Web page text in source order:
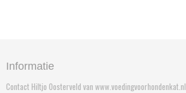
Informatie
Contact Hiltjo Oosterveld van www.voedingvoorhondenkat.nl